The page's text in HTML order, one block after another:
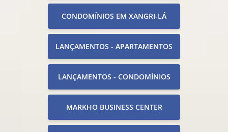
CONDOMÍNIOS EM XANGRI-LÁ
LANÇAMENTOS - APARTAMENTOS
LANÇAMENTOS - CONDOMÍNIOS
MARKHO BUSINESS CENTER